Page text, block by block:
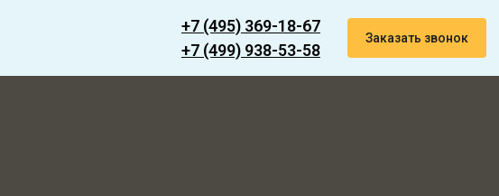
+7 (495) 369-18-67
+7 (499) 938-53-58
Заказать звонок